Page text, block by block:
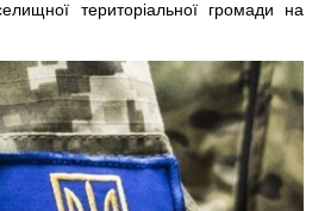
територіальної громади на